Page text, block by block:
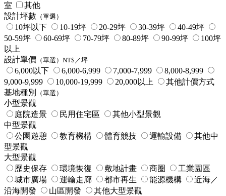
室
其他
設計坪數 （單選）
10坪以下 10-19坪 20-29坪 30-39坪
40-49坪
50-59坪
60-69坪 70-79坪 80-89坪 90-99坪
100坪
以上
設計單價 （單選）NT$／坪
6,000以下 6,000-6,999 7,000-7,999
8,000-8,999
9,000-9,999
10,000-19,999 20,000以上
其他計價方式
基地種別
（單選）
小型景觀
庭院造景
民用住宅區
其他小型景觀
中型景觀
公園遊憩
教育機構 體育競技 運輸設備
其他中
型景觀
大型景觀
歷史保存
環境恢復 敷地計畫 商圈
工業園區
城市廣場
運輸走廊 都市再生 能源機構
近海／
沿海開發
山區開發
其他大型景觀